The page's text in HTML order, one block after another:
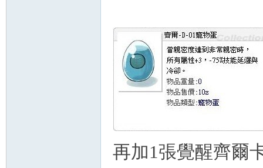
再加1張覺醒